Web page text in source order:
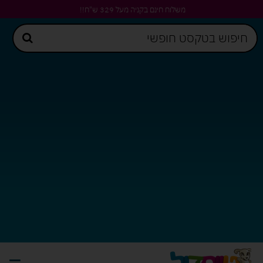
משלוח חינם בקניה מעל 329 ש"ח!!